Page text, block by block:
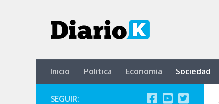
Inicio Política Economía Sociedad
SEGUIR: